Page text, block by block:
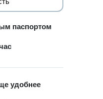
паспортом
удобнее